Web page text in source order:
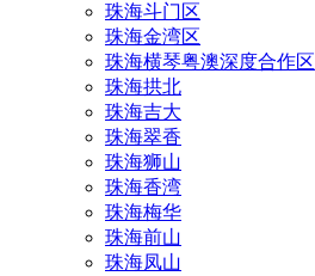
珠海斗门区
珠海金湾区
珠海横琴粤澳深度合作区
珠海拱北
珠海吉大
珠海翠香
珠海狮山
珠海香湾
珠海梅华
珠海前山
珠海凤山